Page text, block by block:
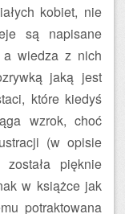
kobiet, nie
są napisane
a wiedza z nich
jaką jest
które kiedyś
wzrok, choć
(w opisie
pięknie
w książce jak
potraktowana